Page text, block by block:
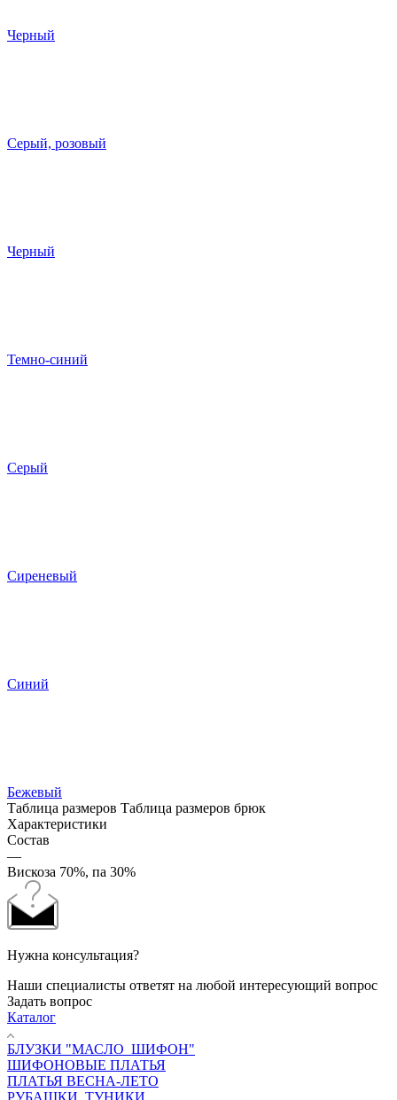
Черный
Серый, розовый
Черный
Темно-синий
Серый
Сиреневый
Синий
Бежевый
Таблица размеров Таблица размеров брюк
Характеристики
Состав
—
Вискоза 70%, па 30%
Нужна консультация?
Наши специалисты ответят на любой интересующий вопрос
Задать вопрос
Каталог
БЛУЗКИ "МАСЛО_ШИФОН"
ШИФОНОВЫЕ ПЛАТЬЯ
ПЛАТЬЯ ВЕСНА-ЛЕТО
РУБАШКИ, ТУНИКИ